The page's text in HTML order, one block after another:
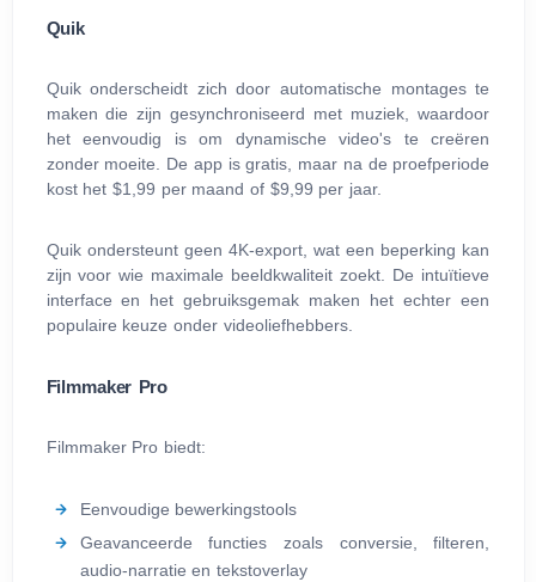
Quik
Quik onderscheidt zich door automatische montages te
maken die zijn gesynchroniseerd met muziek, waardoor
het eenvoudig is om dynamische video's te creëren
zonder moeite. De app is gratis, maar na de proefperiode
kost het $1,99 per maand of $9,99 per jaar.
Quik ondersteunt geen 4K-export, wat een beperking kan
zijn voor wie maximale beeldkwaliteit zoekt. De intuïtieve
interface en het gebruiksgemak maken het echter een
populaire keuze onder videoliefhebbers.
Filmmaker Pro
Filmmaker Pro biedt:
Eenvoudige bewerkingstools
Geavanceerde functies zoals conversie, filteren,
audio-narratie en tekstoverlay